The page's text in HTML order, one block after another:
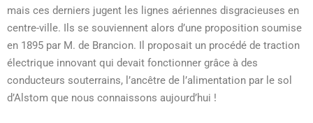
mais ces derniers jugent les lignes aériennes disgracieuses en
centre-ville. Ils se souviennent alors d’une proposition soumise
en 1895 par M. de Brancion. Il proposait un procédé de traction
électrique innovant qui devait fonctionner grâce à des
conducteurs souterrains, l’ancêtre de l’alimentation par le sol
d’Alstom que nous connaissons aujourd’hui !